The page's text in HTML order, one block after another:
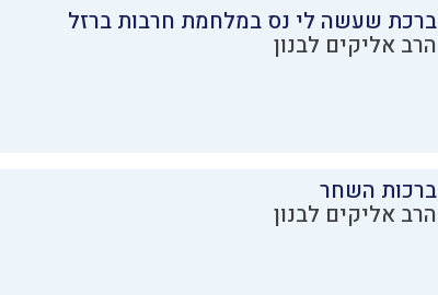
ברכת שעשה לי נס במלחמת חרבות ברזל
הרב אליקים לבנון
ברכות השחר
הרב אליקים לבנון